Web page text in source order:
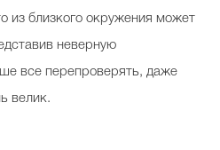
из близкого окружения может
неверную
все перепроверять, даже
велик.